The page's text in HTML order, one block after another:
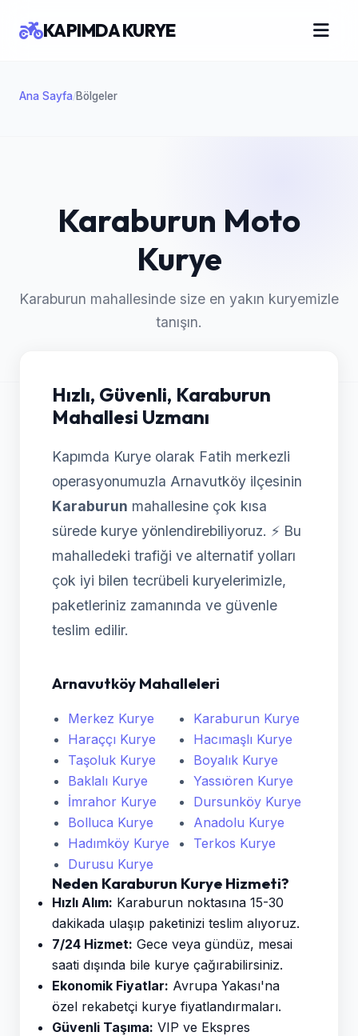
Ana Sayfa/Bölgeler
KAPIMDA KURYE
Karaburun Moto
Kurye
Karaburun mahallesinde size en yakın kuryemizle
tanışın.
Hızlı, Güvenli, Karaburun
Mahallesi Uzmanı
Kapımda Kurye olarak Fatih merkezli
operasyonumuzla Arnavutköy ilçesinin
Karaburun mahallesine çok kısa
sürede kurye yönlendirebiliyoruz. ⚡ Bu
mahalledeki trafiği ve alternatif yolları
çok iyi bilen tecrübeli kuryelerimizle,
paketleriniz zamanında ve güvenle
teslim edilir.
Arnavutköy Mahalleleri
Merkez Kurye
Haraççı Kurye
Taşoluk Kurye
Baklalı Kurye
İmrahor Kurye
Bolluca Kurye
Hadımköy Kurye
Durusu Kurye
Karaburun Kurye
Hacımaşlı Kurye
Boyalık Kurye
Yassıören Kurye
Dursunköy Kurye
Anadolu Kurye
Terkos Kurye
Neden Karaburun Kurye Hizmeti?
Hızlı Alım: Karaburun noktasına 15-30
dakikada ulaşıp paketinizi teslim alıyoruz.
7/24 Hizmet: Gece veya gündüz, mesai
saati dışında bile kurye çağırabilirsiniz.
Ekonomik Fiyatlar: Avrupa Yakası'na
özel rekabetçi kurye fiyatlandırmaları.
Güvenli Taşıma: VIP ve Ekspres